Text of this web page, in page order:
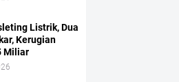
Listrik, Dua
Kerugian
Miliar